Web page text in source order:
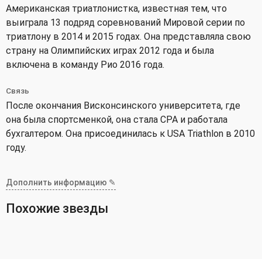
Американская триатлонистка, известная тем, что
выиграла 13 подряд соревнований Мировой серии по
триатлону в 2014 и 2015 годах. Она представляла свою
страну на Олимпийских играх 2012 года и была
включена в команду Рио 2016 года.
Связь
После окончания Висконсинского университета, где
она была спортсменкой, она стала CPA и работала
бухгалтером. Она присоединилась к USA Triathlon в 2010
году.
Дополнить информацию ✎
Похожие звезды